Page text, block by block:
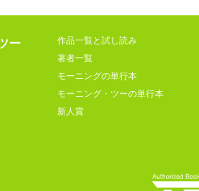
ー
作品一覧と試し読み
著者一覧
モーニングの単行本
モーニング・ツーの単行本
新人賞